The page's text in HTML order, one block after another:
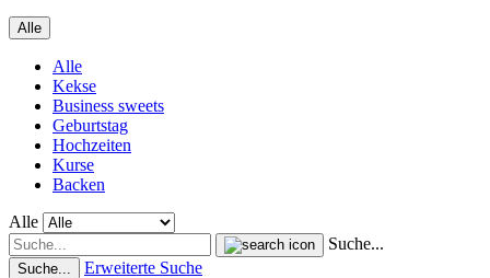
Alle
Alle
Kekse
Business sweets
Geburtstag
Hochzeiten
Kurse
Backen
Alle
Suche...
Suche... Erweiterte Suche